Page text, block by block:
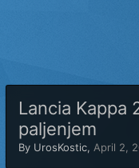
Lancia Kappa
paljenjem
By UrosKostic, April 2,